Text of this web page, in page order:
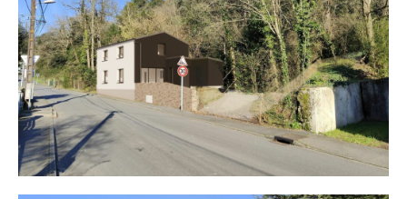
Maison F. Mauves_2